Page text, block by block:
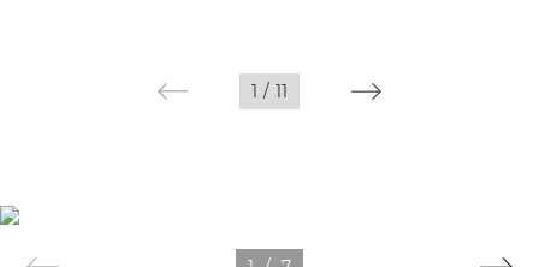
1 / 11